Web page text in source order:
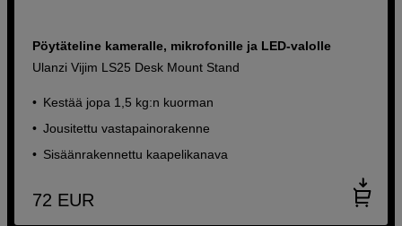
Pöytäteline kameralle, mikrofonille ja LED-valolle
Ulanzi Vijim LS25 Desk Mount Stand
Kestää jopa 1,5 kg:n kuorman
Jousitettu vastapainorakenne
Sisäänrakennettu kaapelikanava
72 EUR